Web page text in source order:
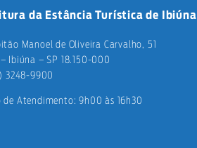
da Estância Turística de Ibiúna
Manoel de Oliveira Carvalho, 51
Ibiúna – SP 18.150-000
3248-9900
de Atendimento: 9h00 às 16h30